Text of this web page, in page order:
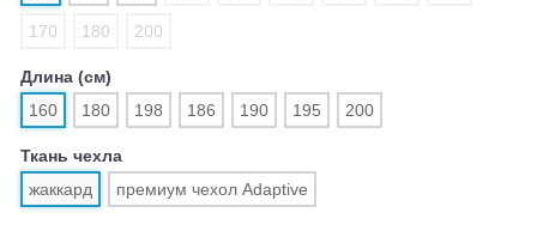
170 180 200
Длина (см)
160
180 198 186 190 195 200
Ткань чехла
жаккард
премиум чехол Adaptive